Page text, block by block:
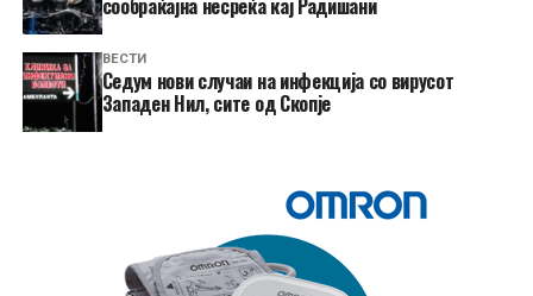
сообраќајна несреќа кај Радишани
ВЕСТИ
Седум нови случаи на инфекција со вирусот
Западен Нил, сите од Скопје